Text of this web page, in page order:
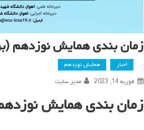
زمان بندی همایش نوزدهم
اخبار همایش نوزدهم
فوریه 14, 2023 مدیر سایت
زمان بندی همایش